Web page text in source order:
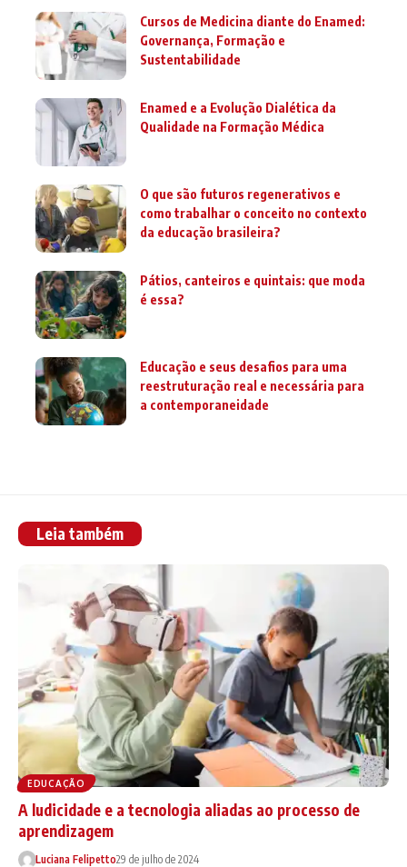
Cursos de Medicina diante do Enamed:
Governança, Formação e
Sustentabilidade
Enamed e a Evolução Dialética da
Qualidade na Formação Médica
O que são futuros regenerativos e
como trabalhar o conceito no contexto
da educação brasileira?
Pátios, canteiros e quintais: que moda
é essa?
Educação e seus desafios para uma
reestruturação real e necessária para
a contemporaneidade
Leia também
EDUCAÇÃO
A ludicidade e a tecnologia aliadas ao processo de
aprendizagem
Luciana Felipetto29 de julho de 2024